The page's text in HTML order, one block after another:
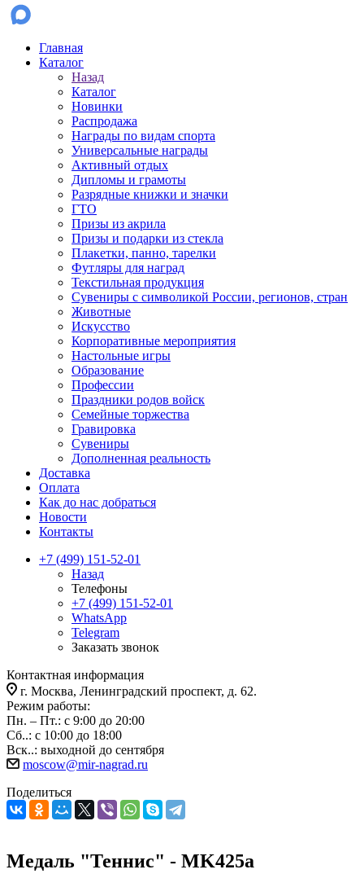
Главная
Каталог
Назад
Каталог
Новинки
Распродажа
Награды по видам спорта
Универсальные награды
Активный отдых
Дипломы и грамоты
Разрядные книжки и значки
ГТО
Призы из акрила
Призы и подарки из стекла
Плакетки, панно, тарелки
Футляры для наград
Текстильная продукция
Сувениры с символикой России, регионов, стран
Животные
Искусство
Корпоративные мероприятия
Настольные игры
Образование
Профессии
Праздники родов войск
Семейные торжества
Гравировка
Сувениры
Дополненная реальность
Доставка
Оплата
Как до нас добраться
Новости
Контакты
+7 (499) 151-52-01
Назад
Телефоны
+7 (499) 151-52-01
WhatsApp
Telegram
Заказать звонок
Контактная информация
г. Москва, Ленинградский проспект, д. 62.
Режим работы:
Пн. – Пт.: с 9:00 до 20:00
Сб..: с 10:00 до 18:00
Вск..: выходной до сентября
moscow@mir-nagrad.ru
Поделиться
Медаль "Теннис" - MK425a